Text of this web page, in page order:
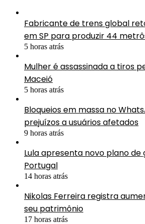
Fabricante de trens global
em SP para produzir 44
5 horas atrás
Mulher é assassinada a tiros
Maceió
5 horas atrás
Bloqueios em massa no
prejuízos a usuários afetados
9 horas atrás
Lula apresenta novo plano de
Portugal
14 horas atrás
Nikolas Ferreira registra
seu patrimônio
17 horas atrás